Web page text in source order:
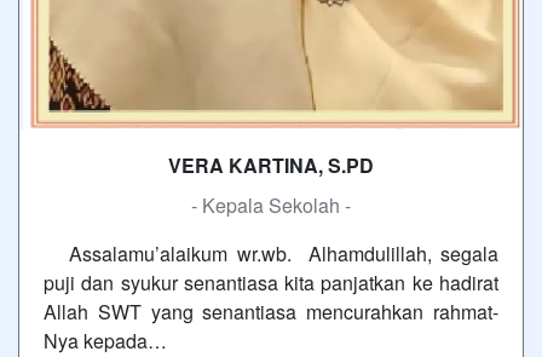
VERA KARTINA, S.PD
- Kepala Sekolah -
Assalamu’alaikum wr.wb. Alhamdulillah, segala
puji dan syukur senantiasa kita panjatkan ke hadirat
Allah SWT yang senantiasa mencurahkan rahmat-
Nya kepada…